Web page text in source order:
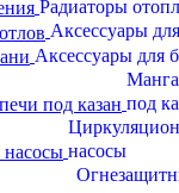
Радиаторы
Аксессуары
Аксессуары для
под
насосы